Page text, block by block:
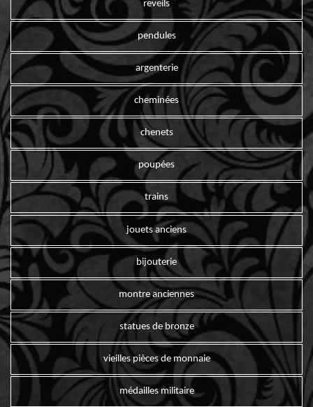
reveils
pendules
argenterie
cheminées
chenets
poupées
trains
jouets anciens
bijouterie
montre anciennes
statues de bronze
vieilles pièces de monnaie
médailles militaire